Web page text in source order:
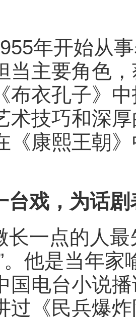
年开始从
当主要角色
布衣孔子》
术技巧和深
《康熙王朝
台戏，为话
长一点的人
。他是当年
国电台小说
过《民兵爆